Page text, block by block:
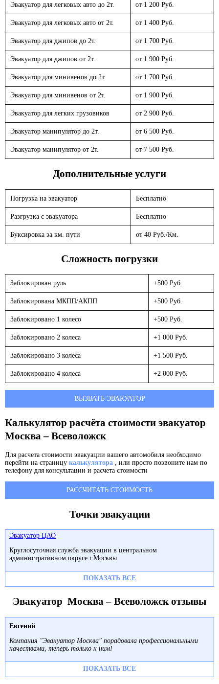
Эвакуатор для легковых авто до 2т. от 1 200 Руб.
Эвакуатор для легковых авто от 2т. от 1 400 Руб.
Эвакуатор для джипов до 2т. от 1 700 Руб.
Эвакуатор для джипов от 2т. от 1 900 Руб.
Эвакуатор для минивенов до 2т. от 1 700 Руб.
Эвакуатор для минивенов от 2т. от 1 900 Руб.
Эвакуатор для легких грузовиков от 2 900 Руб.
Эвакуатор манипулятор до 2т. от 6 500 Руб.
Эвакуатор манипулятор от 2т. от 7 500 Руб.
Дополнительные услуги
Погрузка на эвакуатор Бесплатно
Разгрузка с эвакуатора Бесплатно
Буксировка за км. пути от 40 Руб./Км.
Сложность погрузки
Заблокирован руль +500 Руб.
Заблокирована МКПП/АКПП +500 Руб.
Заблокировано 1 колесо +500 Руб.
Заблокировано 2 колеса +1 000 Руб.
Заблокировано 3 колеса +1 500 Руб.
Заблокировано 4 колеса +2 000 Руб.
ВЫЗВАТЬ ЭВАКУАТОР
Калькулятор расчёта стоимости эвакуатор
Москва – Всеволожск
Для расчета стоимости эвакуации вашего автомобиля необходимо
перейти на страницу калькулятора , или просто позвоните нам по
телефону для консультации и расчета стоимости
РАССЧИТАТЬ СТОИМОСТЬ
Точки эвакуации
Эвакуатор ЦАО
Круглосуточная служба эвакуации в центральном
административном округе г.Москвы
ПОКАЗАТЬ ВСЕ
Эвакуатор Москва – Всеволожск отзывы
Евгений
Компания "Эвакуатор Москва" порадовала профессиональными
качествами, теперь только к ним!
ПОКАЗАТЬ ВСЕ